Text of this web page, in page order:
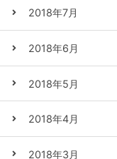
2018年7月
2018年6月
2018年5月
2018年4月
2018年3月